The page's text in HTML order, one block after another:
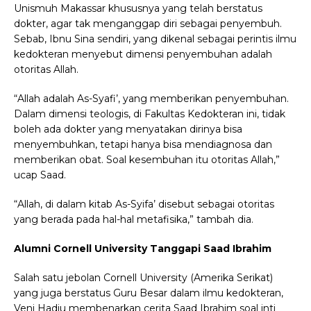
Unismuh Makassar khususnya yang telah berstatus
dokter, agar tak menganggap diri sebagai penyembuh.
Sebab, Ibnu Sina sendiri, yang dikenal sebagai perintis ilmu
kedokteran menyebut dimensi penyembuhan adalah
otoritas Allah.
“Allah adalah As-Syafi’, yang memberikan penyembuhan.
Dalam dimensi teologis, di Fakultas Kedokteran ini, tidak
boleh ada dokter yang menyatakan dirinya bisa
menyembuhkan, tetapi hanya bisa mendiagnosa dan
memberikan obat. Soal kesembuhan itu otoritas Allah,”
ucap Saad.
“Allah, di dalam kitab As-Syifa’ disebut sebagai otoritas
yang berada pada hal-hal metafisika,” tambah dia.
Alumni Cornell University Tanggapi Saad Ibrahim
Salah satu jebolan Cornell University (Amerika Serikat)
yang juga berstatus Guru Besar dalam ilmu kedokteran,